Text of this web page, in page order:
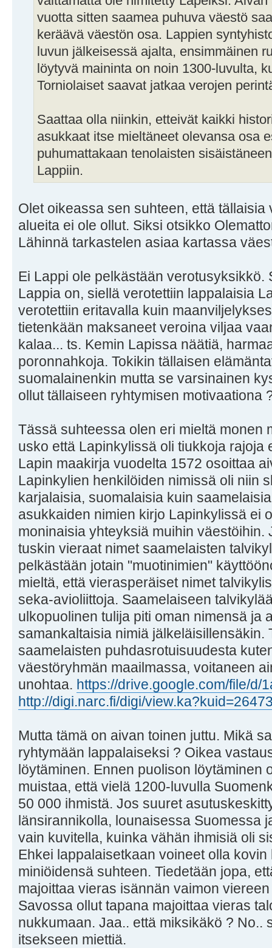
vuotta sitten saamea puhuva väestö
keräävä väestön osa. Lappien
luvun jälkeisessä ajalta, ensimmäinen
löytyvä maininta on noin 1300-luvulta,
Torniolaiset saavat jatkaa verojen
Saattaa olla niinkin, etteivät kaikki
asukkaat itse mieltäneet olevansa osa
puhumattakaan tenolaisten
Lappiin.
Olet oikeassa sen suhteen, että tällaisia
alueita ei ole ollut. Siksi otsikko
Lähinnä tarkastelen asiaa kartassa
Ei Lappi ole pelkästään verotusyksikkö.
Lappia on, siellä verotettiin lappalaisia
verotettiin eritavalla kuin
tietenkään maksaneet veroina viljaa
kalaa... ts. Kemin Lapissa näätiä,
poronnahkoja. Tokikin tällaisen
suomalainenkin mutta se varsinainen
ollut tällaiseen ryhtymisen motivaationa
Tässä suhteessa olen eri mieltä monen
usko että Lapinkylissä oli tiukkoja rajoja
Lapin maakirja vuodelta 1572 osoittaa
Lapinkylien henkilöiden nimissä oli niin
karjalaisia, suomalaisia kuin
asukkaiden nimien kirjo Lapinkylissä ei
moninaisia yhteyksiä muihin väestöihin.
tuskin vieraat nimet saamelaisten
pelkästään jotain "muotinimien"
mieltä, että vierasperäiset nimet
seka-avioliittoja. Saamelaiseen
ulkopuolinen tulija piti oman nimensä ja
samankaltaisia nimiä jälkeläisillensäkin.
saamelaisten puhdasrotuisuudesta
väestöryhmän maailmassa, voitaneen
unohtaa. https://drive.google.com/file/d/
http://digi.narc.fi/digi/
Mutta tämä on aivan toinen juttu. Mikä
ryhtymään lappalaiseksi ? Oikea
löytäminen. Ennen puolison löytäminen
muistaa, että vielä 1200-luvulla
50 000 ihmistä. Jos suuret
länsirannikolla, lounaisessa Suomessa
vain kuvitella, kuinka vähän ihmisiä oli
Ehkei lappalaisetkaan voineet olla
miniöidensä suhteen. Tiedetään jopa,
majoittaa vieras isännän vaimon
Savossa ollut tapana majoittaa vieras
nukkumaan. Jaa.. että miksikäkö ? No..
itsekseen miettiä.